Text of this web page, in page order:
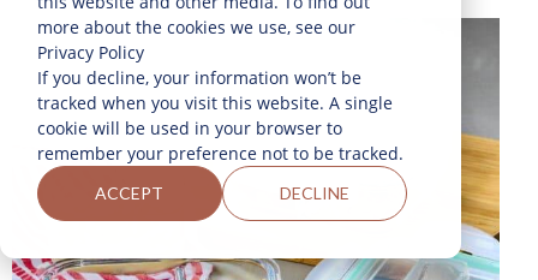
more about the cookies we use, see our
Privacy Policy
If you decline, your information won’t be
tracked when you visit this website. A single
cookie will be used in your browser to
remember your preference not to be tracked.
ACCEPT DECLINE